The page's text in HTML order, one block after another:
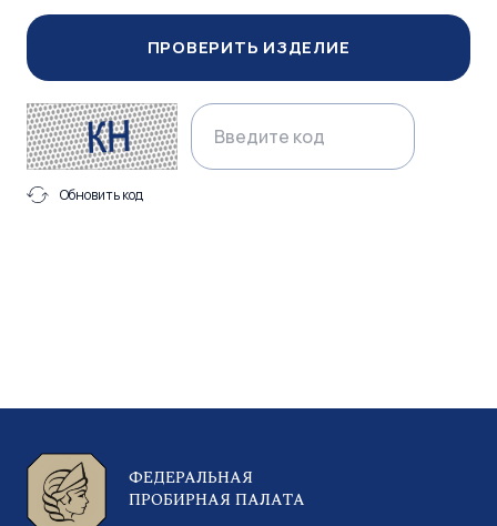
ПРОВЕРИТЬ ИЗДЕЛИЕ
Обновить код
ФЕДЕРАЛЬНАЯ
ПРОБИРНАЯ ПАЛАТА